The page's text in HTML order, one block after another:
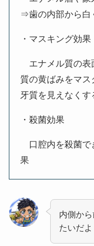
⇒歯の内部から白
・マスキング効果
エナメル質の表
質の黄ばみをマ
牙質を見えなくす
・殺菌効果
口腔内を殺菌で
果
内側か
たいだよ